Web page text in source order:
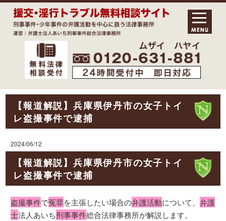
【報道解説】兵庫県伊丹市の女子トイ
レ盗撮事件で逮捕
2024/06/12
【報道解説】兵庫県伊丹市の女子トイ
レ盗撮事件で逮捕
盗撮事件で冤罪を主張したい場合の弁護活動について、弁護
士法人あいち刑事事件総合法律事務所が解説します。